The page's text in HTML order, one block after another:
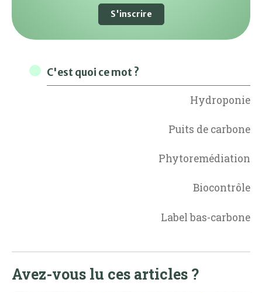
S'inscrire
C'est quoi ce mot ?
Hydroponie
Puits de carbone
Phytoremédiation
Biocontrôle
Label bas-carbone
Avez-vous lu ces articles ?